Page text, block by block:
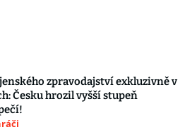
zpravodajství exkluzivně v
Česku hrozil vyšší stupeň